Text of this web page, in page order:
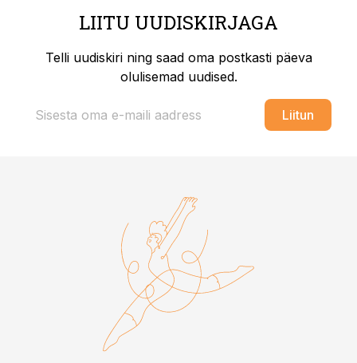
LIITU UUDISKIRJAGA
Telli uudiskiri ning saad oma postkasti päeva
olulisemad uudised.
Liitun